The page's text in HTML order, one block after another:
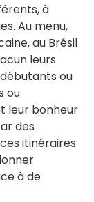
à
Au menu,
au Brésil
leurs
ou
ou
leur bonheur
des
itinéraires
à de